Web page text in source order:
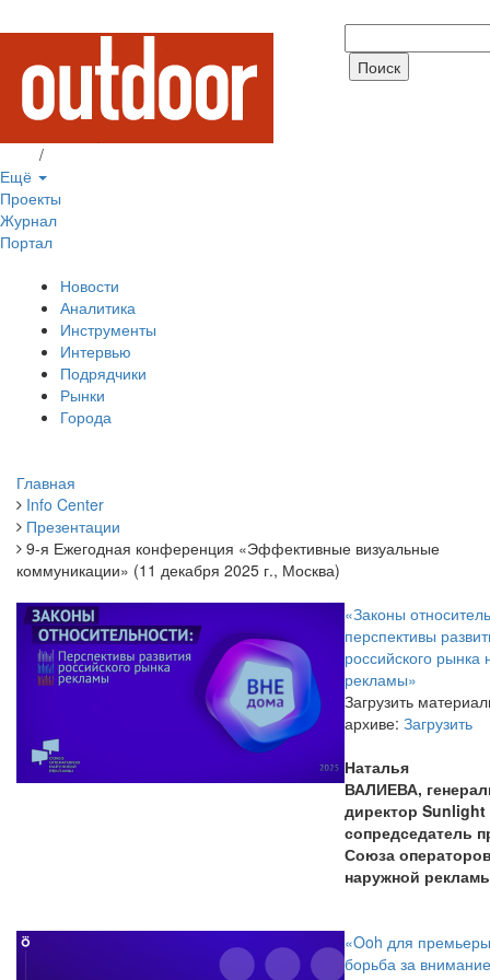
/
Ещё
Проекты
Журнал
Портал
Новости
Аналитика
Инструменты
Интервью
Подрядчики
Рынки
Города
Главная
Info Center
Презентации
9-я Ежегодная конференция «Эффективные визуальные
коммуникации» (11 декабря 2025 г., Москва)
«Законы
перспективы
российского рынка
рекламы»
Загрузить
архиве: Загрузить
Наталья
ВАЛИЕВА,
директор
сопредседатель
Союза
наружной
«Ooh для
борьба за